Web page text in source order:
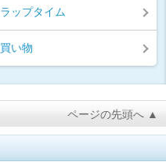
ラップタイム
買い物
ページの先頭へ ▲